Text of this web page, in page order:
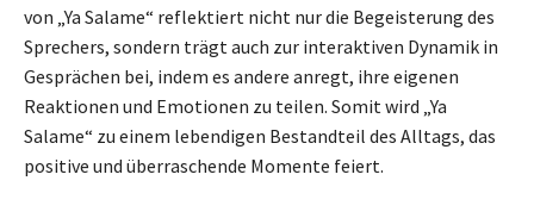
von „Ya Salame“ reflektiert nicht nur die Begeisterung des
Sprechers, sondern trägt auch zur interaktiven Dynamik in
Gesprächen bei, indem es andere anregt, ihre eigenen
Reaktionen und Emotionen zu teilen. Somit wird „Ya
Salame“ zu einem lebendigen Bestandteil des Alltags, das
positive und überraschende Momente feiert.